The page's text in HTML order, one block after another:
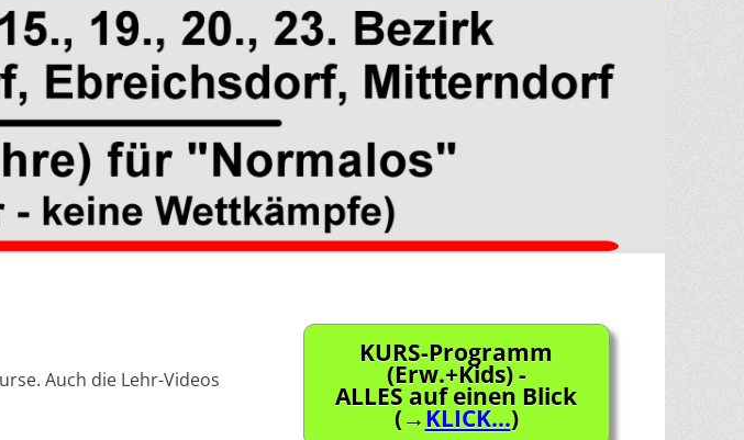
Auch die Lehr-Videos
KURS-Programm
(Erw.+Kids) -
ALLES auf einen Blick
(→KLICK...)